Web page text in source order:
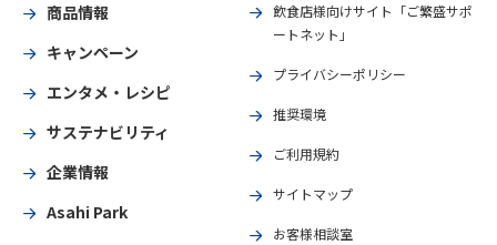
商品情報
キャンペーン
エンタメ・レシピ
サステナビリティ
企業情報
Asahi Park
飲食店様向けサイト「ご繁盛サポ
ートネット」
プライバシーポリシー
推奨環境
ご利用規約
サイトマップ
お客様相談室